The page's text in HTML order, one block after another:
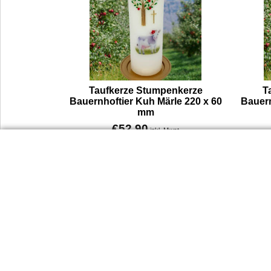
Taufkerze Stumpenkerze
Bauernhoftier Kuh Märle 220 x 60
mm
€52.90 inkl. Mwst